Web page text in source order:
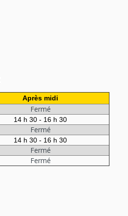
Après midi
Fermé
14 h 30 - 16 h 30
Fermé
14 h 30 - 16 h 30
Fermé
Fermé